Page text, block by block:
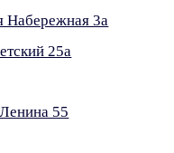
3а
25а
55